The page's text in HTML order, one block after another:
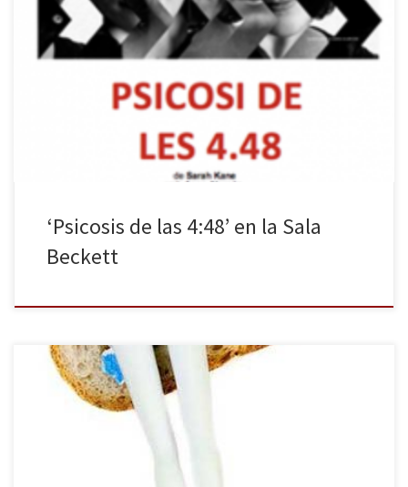
Llega, dentro del ciclo Les condicions del cervell, una de las obras
más emblemáticas de la dramaturga inglesa Sarah Kane: Psicosi
de las 4:48 en la Sala Beckett. La reposición del monólogo,
póstumo a Moisés Maicas, director del montaje, que murió el
‘Psicosis de las 4:48’ en la Sala
Beckett
En la siempre acogedora sala del Maldà puede verse estos días, y
hasta el 5 de marzo, La Peggy Pickit veu la cara de Déu, una